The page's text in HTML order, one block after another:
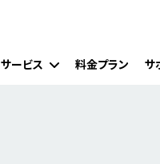
サービス 料金プラン サ